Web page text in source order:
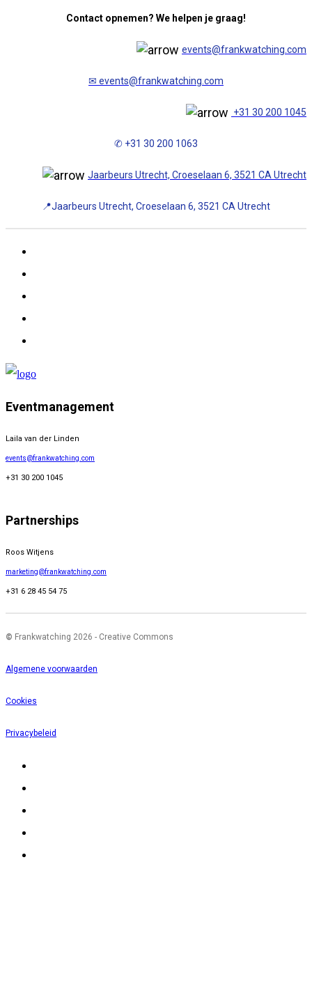
Contact opnemen? We helpen je graag!
events@frankwatching.com
✉ events@frankwatching.com
+31 30 200 1045
✆ +31 30 200 1063
Jaarbeurs Utrecht, Croeselaan 6, 3521 CA Utrecht
📍Jaarbeurs Utrecht, Croeselaan 6, 3521 CA Utrecht
Eventmanagement
Laila van der Linden
events@frankwatching.com
+31 30 200 1045
Partnerships
Roos Witjens
marketing@frankwatching.com
+31 6 28 45 54 75
© Frankwatching 2026 - Creative Commons
Algemene voorwaarden
Cookies
Privacybeleid